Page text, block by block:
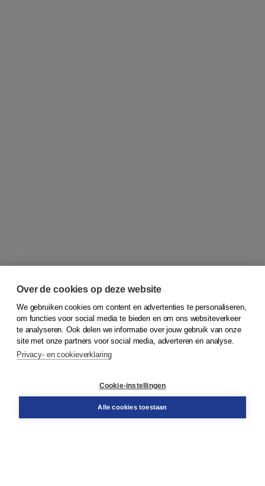
© 2026Koninklijke Boom uitgevers
Bestellen
Over de cookies op deze website
We gebruiken cookies om content en advertenties te personaliseren,
om functies voor social media te bieden en om ons websiteverkeer
te analyseren. Ook delen we informatie over jouw gebruik van onze
site met onze partners voor social media, adverteren en analyse.
Privacy- en cookieverklaring
Cookie-instellingen
Alle cookies toestaan